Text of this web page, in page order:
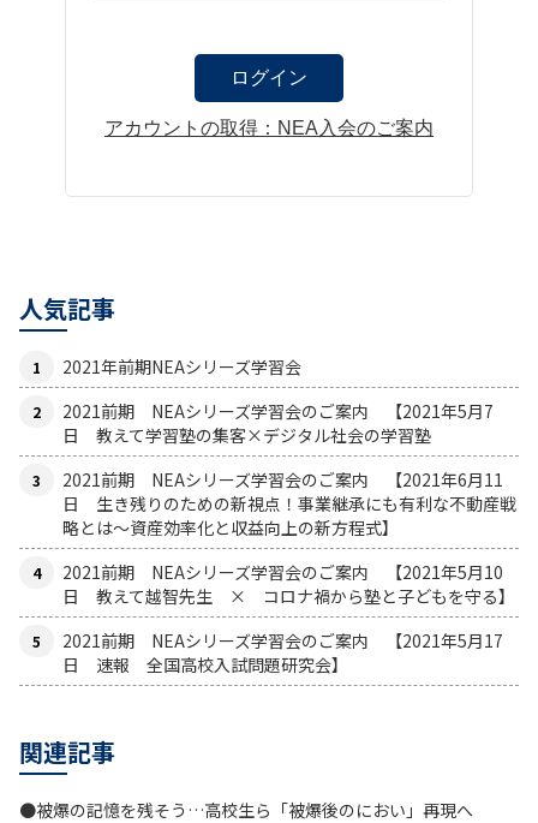
アカウントの取得：NEA入会のご案内
人気記事
2021年前期NEAシリーズ学習会
2021前期 NEAシリーズ学習会のご案内 【2021年5月7
日 教えて学習塾の集客×デジタル社会の学習塾
2021前期 NEAシリーズ学習会のご案内 【2021年6月11
日 生き残りのための新視点！事業継承にも有利な不動産戦
略とは〜資産効率化と収益向上の新方程式】
2021前期 NEAシリーズ学習会のご案内 【2021年5月10
日 教えて越智先生 × コロナ禍から塾と子どもを守る】
2021前期 NEAシリーズ学習会のご案内 【2021年5月17
日 速報 全国高校入試問題研究会】
関連記事
●被爆の記憶を残そう…高校生ら「被爆後のにおい」再現へ